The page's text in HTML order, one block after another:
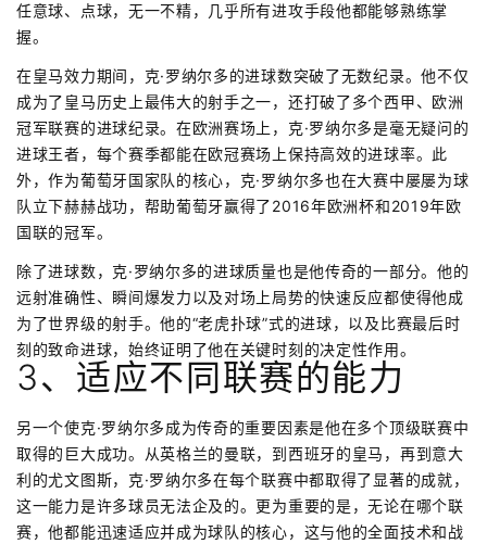
任意球、点球，无一不精，几乎所有进攻手段他都能够熟练掌
握。
在皇马效力期间，克·罗纳尔多的进球数突破了无数纪录。他不仅
成为了皇马历史上最伟大的射手之一，还打破了多个西甲、欧洲
冠军联赛的进球纪录。在欧洲赛场上，克·罗纳尔多是毫无疑问的
进球王者，每个赛季都能在欧冠赛场上保持高效的进球率。此
外，作为葡萄牙国家队的核心，克·罗纳尔多也在大赛中屡屡为球
队立下赫赫战功，帮助葡萄牙赢得了2016年欧洲杯和2019年欧
国联的冠军。
除了进球数，克·罗纳尔多的进球质量也是他传奇的一部分。他的
远射准确性、瞬间爆发力以及对场上局势的快速反应都使得他成
为了世界级的射手。他的“老虎扑球”式的进球，以及比赛最后时
刻的致命进球，始终证明了他在关键时刻的决定性作用。
3、适应不同联赛的能力
另一个使克·罗纳尔多成为传奇的重要因素是他在多个顶级联赛中
取得的巨大成功。从英格兰的曼联，到西班牙的皇马，再到意大
利的尤文图斯，克·罗纳尔多在每个联赛中都取得了显著的成就，
这一能力是许多球员无法企及的。更为重要的是，无论在哪个联
赛，他都能迅速适应并成为球队的核心，这与他的全面技术和战